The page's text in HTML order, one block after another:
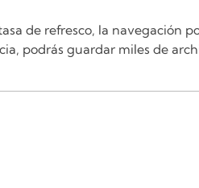
de refresco, la navegación
podrás guardar miles de